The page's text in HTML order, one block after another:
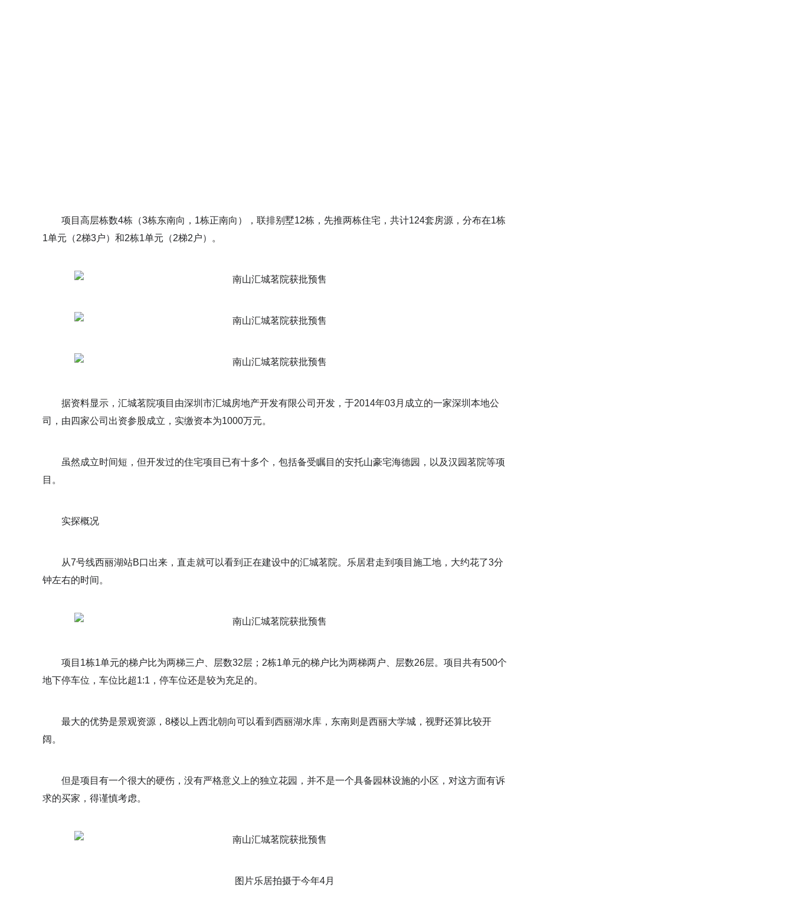
项目高层栋数4栋（3栋东南向，1栋正南向），联排别墅12栋，先推两栋住宅，共计124套房源，分布在1栋
1单元（2梯3户）和2栋1单元（2梯2户）。
据资料显示，汇城茗院项目由深圳市汇城房地产开发有限公司开发，于2014年03月成立的一家深圳本地公
司，由四家公司出资参股成立，实缴资本为1000万元。
虽然成立时间短，但开发过的住宅项目已有十多个，包括备受瞩目的安托山豪宅海德园，以及汉园茗院等项
目。
实探概况
从7号线西丽湖站B口出来，直走就可以看到正在建设中的汇城茗院。乐居君走到项目施工地，大约花了3分
钟左右的时间。
项目1栋1单元的梯户比为两梯三户、层数32层；2栋1单元的梯户比为两梯两户、层数26层。项目共有500个
地下停车位，车位比超1:1，停车位还是较为充足的。
最大的优势是景观资源，8楼以上西北朝向可以看到西丽湖水库，东南则是西丽大学城，视野还算比较开
阔。
但是项目有一个很大的硬伤，没有严格意义上的独立花园，并不是一个具备园林设施的小区，对这方面有诉
求的买家，得谨慎考虑。
图片乐居拍摄于今年4月